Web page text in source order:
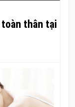
thân tại